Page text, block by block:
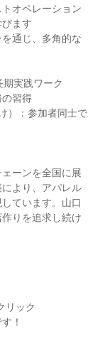
オペレーション
ます
通じ、多角的な
実践ワーク
の習得
）：参加者同士で
ーンを全国に展
より、アパレル
ています。山口
りを追求し続け
リック
！